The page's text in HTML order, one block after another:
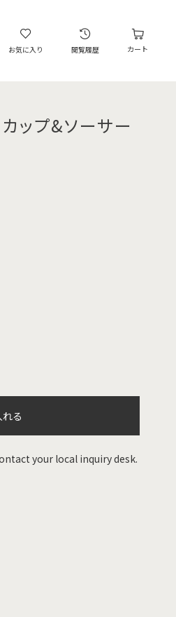
お気に入り 閲覧履歴 カート
ップ&ソーサー
る
your local inquiry desk.